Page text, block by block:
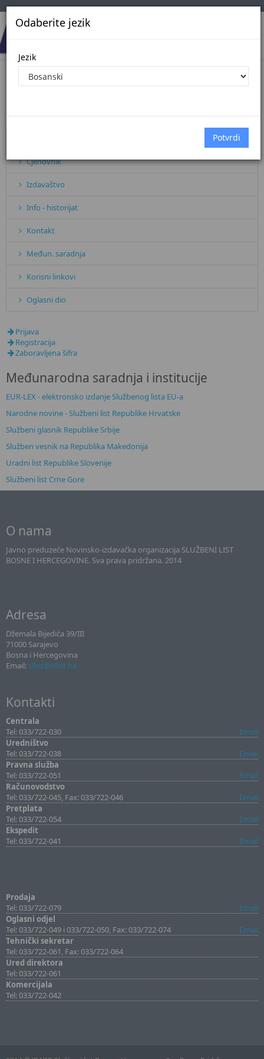
Odaberite jezik
Jezik
Međunarodna saradnja i institucije
Cjenovnik
Izdavaštvo
Info - historijat
Kontakt
Međun. saradnja
Korisni linkovi
Oglasni dio
Prijava
Registracija
Zaboravljena šifra
Međunarodna saradnja i institucije
EUR-LEX -elektronsko izdanje Službenog lista EU-a
Narodne novine - Službeni list Republike Hrvatske
Službeni glasnik Republike Srbije
Služben vesnik na Republika Makedonija
Uradni list Republike Slovenije
Službeni list Crne Gore
O nama
Javno preduzeće Novinsko-izdavačka organizacija SLUŽBENI LIST
BOSNE I HERCEGOVINE. Sva prava pridržana. 2014
Adresa
Džemala Bijedića 39/III
71000 Sarajevo
Bosna i Hercegovina
Email: sllist@sllist.ba
Kontakti
Centrala
Tel: 033/722-030
Email
Uredništvo
Tel: 033/722-038
Email
Pravna služba
Tel: 033/722-051
Email
Računovodstvo
Tel: 033/722-045, Fax: 033/722-046
Email
Pretplata
Tel: 033/722-054
Email
Ekspedit
Tel: 033/722-041
Email
Prodaja
Tel: 033/722-079
Email
Oglasni odjel
Tel: 033/722-049 i 033/722-050, Fax: 033/722-074
Email
Tehnički sekretar
Tel: 033/722-061, Fax: 033/722-064
Ured direktora
Tel: 033/722-061
Komercijala
Tel: 033/722-042